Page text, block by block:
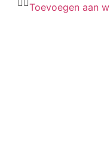
Toevoegen aan